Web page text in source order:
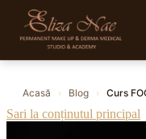
Acasă › Blog › Curs
Sari la conținutul principal